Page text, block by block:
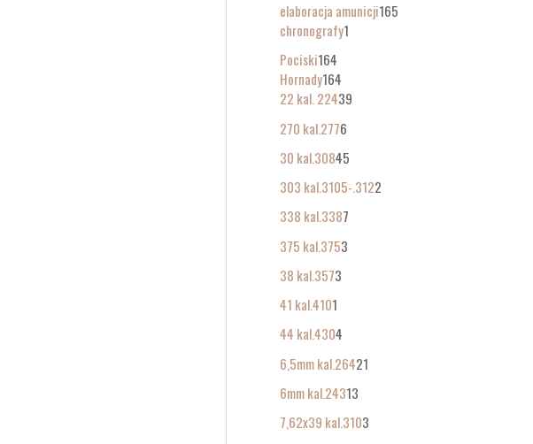
elaboracja amunicji165
chronografy1
Pociski164
Hornady164
22 kal. 22439
270 kal.2776
30 kal.30845
303 kal.3105-.3122
338 kal.3387
375 kal.3753
38 kal.3573
41 kal.4101
44 kal.4304
6,5mm kal.26421
6mm kal.24313
7,62x39 kal.3103